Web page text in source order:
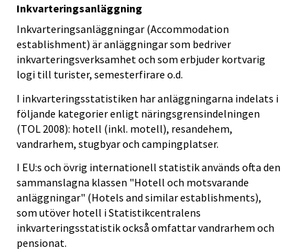
Inkvarteringsanläggning
Inkvarteringsanläggningar (Accommodation
establishment) är anläggningar som bedriver
inkvarteringsverksamhet och som erbjuder kortvarig
logi till turister, semesterfirare o.d.
I inkvarteringsstatistiken har anläggningarna indelats i
följande kategorier enligt näringsgrensindelningen
(TOL 2008): hotell (inkl. motell), resandehem,
vandrarhem, stugbyar och campingplatser.
I EU:s och övrig internationell statistik används ofta den
sammanslagna klassen "Hotell och motsvarande
anläggningar" (Hotels and similar establishments),
som utöver hotell i Statistikcentralens
inkvarteringsstatistik också omfattar vandrarhem och
pensionat.